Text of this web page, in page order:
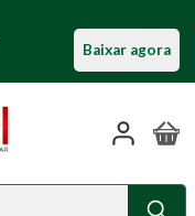
Baixar agora